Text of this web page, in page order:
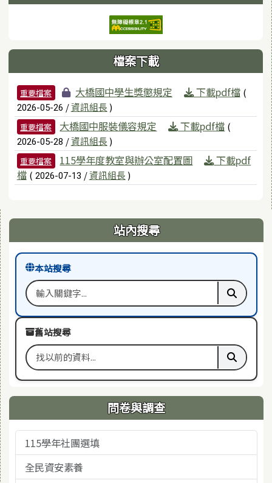
檔案下載
檔案列表
重要檔案 大橋國中學生獎懲規定 下載pdf檔 (
2026-05-26 /資訊組長 )
重要檔案 大橋國中服裝儀容規定 下載pdf檔 (
2026-05-28 /資訊組長 )
重要檔案 115學年度教室與辦公室配置圖
下載pdf
檔 ( 2026-07-13 /資訊組長 )
右邊區域內容 站內搜尋
本站搜尋
搜尋關鍵字 執行本
舊站搜尋
搜尋舊站關鍵字 執行舊
問卷與調查
115學年社團選填
全民資安素養